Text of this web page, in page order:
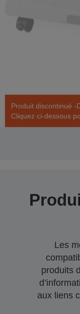
Produit discontinué -
Cliquez ci-dessous
Les
produits
aux liens